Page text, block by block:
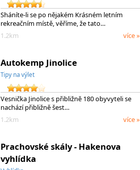
Sháníte-li se po nějakém Krásném letním
rekreačním místě, věříme, že tato…
1.2km
více »
Autokemp Jinolice
Tipy na výlet
Vesnička Jinolice s přibližně 180 obyvyteli se
nachází přibližně šest…
1.2km
více »
Prachovské skály - Hakenova
vyhlídka